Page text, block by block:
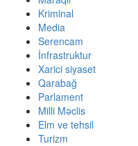
Kriminal
Media
Serencam
İnfrastruktur
Xarici siyaset
Qarabağ
Parlament
Milli Məclis
Elm ve tehsil
Turizm